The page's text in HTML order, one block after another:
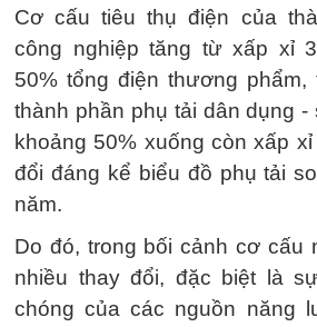
Cơ cấu tiêu thụ điện của
công nghiệp tăng từ xấp xỉ
50% tổng điện thương phẩm,
thành phần phụ tải dân dụng
khoảng 50% xuống còn xấp
đổi đáng kể biểu đồ phụ tải
năm.
Do đó, trong bối cảnh cơ cấu
nhiều thay đổi, đặc biệt là
chóng của các nguồn năng